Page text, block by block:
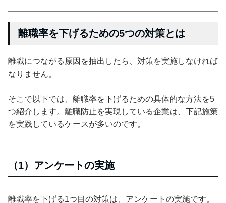
離職率を下げるための5つの対策とは
離職につながる原因を抽出したら、対策を実施しなければ
なりません。
そこで以下では、離職率を下げるための具体的な方法を5
つ紹介します。離職防止を実現している企業は、下記施策
を実践しているケースが多いのです。
（1）アンケートの実施
離職率を下げる1つ目の対策は、アンケートの実施です。